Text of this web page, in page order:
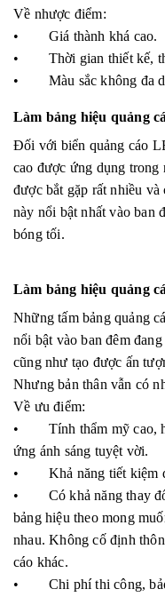
Về nhược điểm:
• Giá thành khá cao.
• Thời gian thiết kế,
• Màu sắc không đa
Làm bảng hiệu quảng
Đối với biển quảng cáo
cao được ứng dụng trong
được bắt gặp rất nhiều
này nổi bật nhất vào ban
bóng tối.
Làm bảng hiệu quảng
Những tấm bảng quảng
nổi bật vào ban đêm
cũng như tạo được ấn
Nhưng bản thân vẫn có
Về ưu điểm:
• Tính thẩm mỹ cao,
ứng ánh sáng tuyệt vời.
• Khả năng tiết kiệm
• Có khả năng thay đổi
bảng hiệu theo mong
nhau. Không cố định
cáo khác.
• Chi phí thi công, bảo